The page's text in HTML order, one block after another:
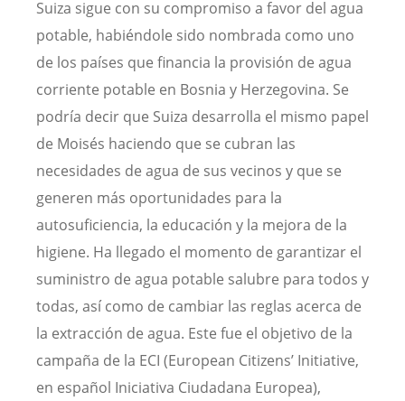
Suiza sigue con su compromiso a favor del agua
potable, habiéndole sido nombrada como uno
de los países que financia la provisión de agua
corriente potable en Bosnia y Herzegovina. Se
podría decir que Suiza desarrolla el mismo papel
de Moisés haciendo que se cubran las
necesidades de agua de sus vecinos y que se
generen más oportunidades para la
autosuficiencia, la educación y la mejora de la
higiene. Ha llegado el momento de garantizar el
suministro de agua potable salubre para todos y
todas, así como de cambiar las reglas acerca de
la extracción de agua. Este fue el objetivo de la
campaña de la ECI (European Citizens’ Initiative,
en español Iniciativa Ciudadana Europea),